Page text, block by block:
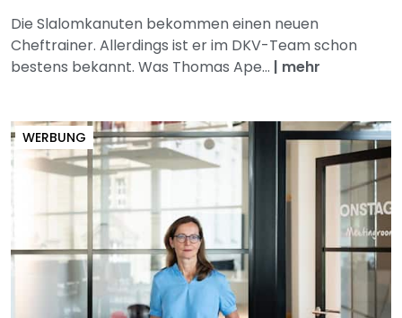
Die Slalomkanuten bekommen einen neuen
Cheftrainer. Allerdings ist er im DKV-Team schon
bestens bekannt. Was Thomas Ape... | mehr
WERBUNG